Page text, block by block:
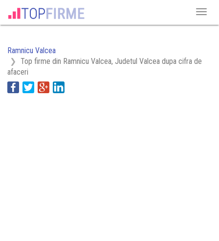
Ramnicu Valcea
Top firme din Ramnicu Valcea, Judetul Valcea dupa cifra de
afaceri